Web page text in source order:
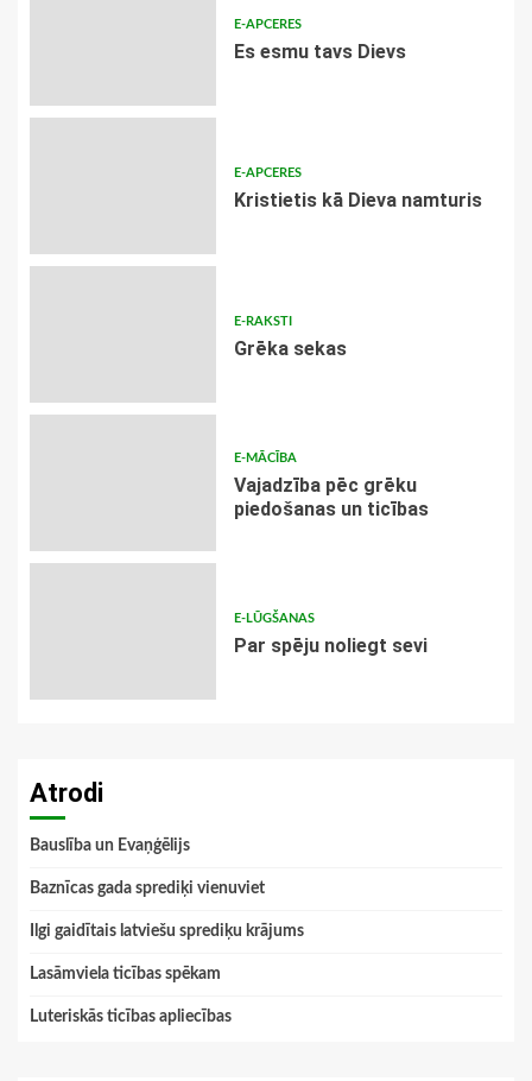
E-APCERES
Es esmu tavs Dievs
E-APCERES
Kristietis kā Dieva namturis
E-RAKSTI
Grēka sekas
E-MĀCĪBA
Vajadzība pēc grēku
piedošanas un ticības
E-LŪGŠANAS
Par spēju noliegt sevi
Atrodi
Bauslība un Evaņģēlijs
Baznīcas gada sprediķi vienuviet
Ilgi gaidītais latviešu sprediķu krājums
Lasāmviela ticības spēkam
Luteriskās ticības apliecības